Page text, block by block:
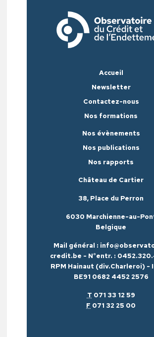
Accueil
Newsletter
Contactez-nous
Nos formations
Nos évènements
Nos publications
Nos rapports
Château de Cartier
38, Place du Perron
6030 Marchienne-au-
Belgique
Mail général :
credit.be - N°entr. :
RPM Hainaut (div.Charleroi) -
BE91 0682 4452 2576
T 071 33 12 59
F 071 32 25 00